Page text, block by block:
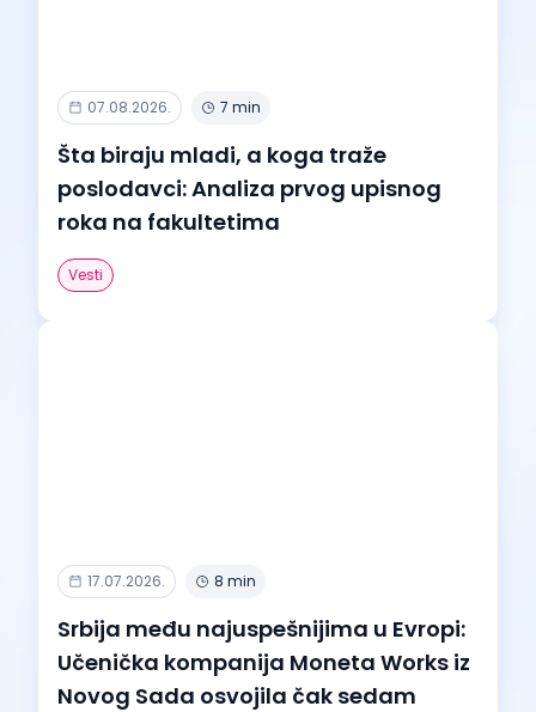
07.08.2026. 7 min
Šta biraju mladi, a koga traže
poslodavci: Analiza prvog upisnog
roka na fakultetima
Vesti
17.07.2026. 8 min
Srbija među najuspešnijima u Evropi:
Učenička kompanija Moneta Works iz
Novog Sada osvojila čak sedam